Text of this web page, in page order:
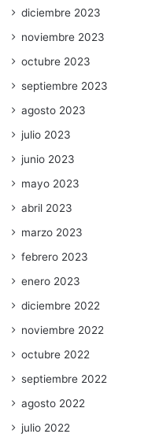
diciembre 2023
noviembre 2023
octubre 2023
septiembre 2023
agosto 2023
julio 2023
junio 2023
mayo 2023
abril 2023
marzo 2023
febrero 2023
enero 2023
diciembre 2022
noviembre 2022
octubre 2022
septiembre 2022
agosto 2022
julio 2022